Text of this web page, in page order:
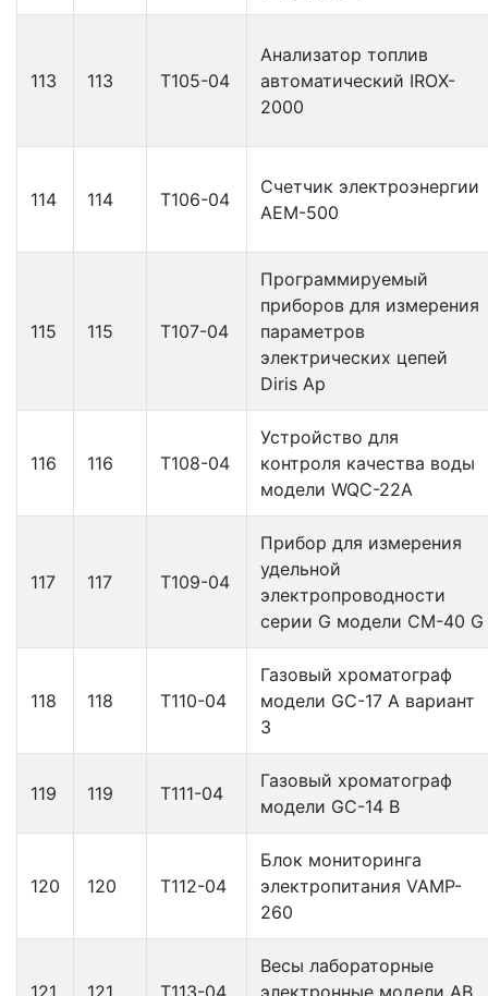
113 113 Т105-04
Анализатор топлив
автоматический IROX-
2000
114 114 Т106-04
Счетчик электроэнергии
АЕМ-500
115 115 Т107-04
Программируемый
приборов для измерения
параметров
электрических цепей
Diris Ap
116 116 Т108-04
Устройство для
контроля качества воды
модели WQC-22A
117 117 Т109-04
Прибор для измерения
удельной
электропроводности
серии G модели CM-40 G
118 118 Т110-04
Газовый хроматограф
модели GС-17 А вариант
З
119 119 Т111-04
Газовый хроматограф
модели GС-14 В
120 120 Т112-04
Блок мониторинга
электропитания VAMP-
260
121 121 Т113-04
Весы лабораторные
электронные модели АВ